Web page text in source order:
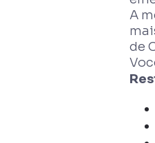
A
de